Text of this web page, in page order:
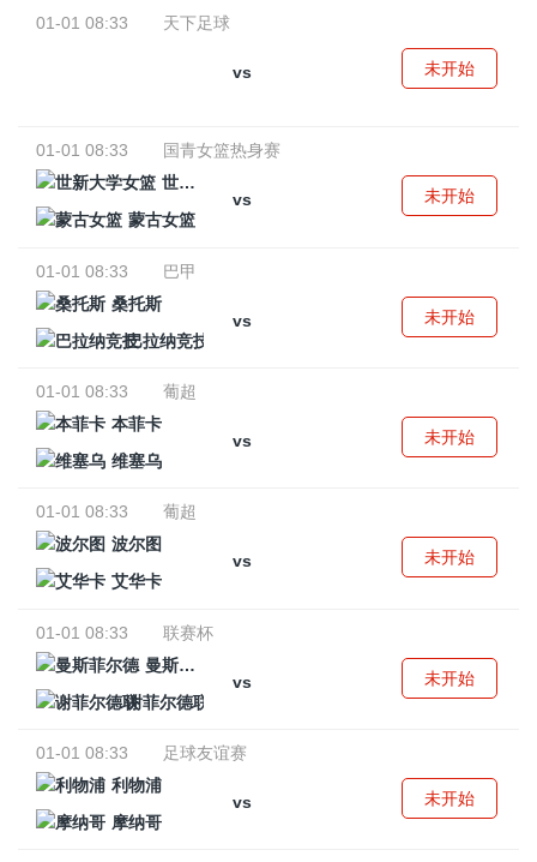
01-01 08:33 天下足球
vs 未开始
01-01 08:33
国青女篮热身赛
世新大学女篮
vs
蒙古女篮
未开始
01-01 08:33
巴甲
桑托斯
vs
巴拉纳竞技
未开始
01-01 08:33
葡超
本菲卡
vs
维塞乌
未开始
01-01 08:33
葡超
波尔图
vs
艾华卡
未开始
01-01 08:33
联赛杯
曼斯菲尔德
vs
谢菲尔德联
未开始
01-01 08:33
足球友谊赛
利物浦
vs
摩纳哥
未开始